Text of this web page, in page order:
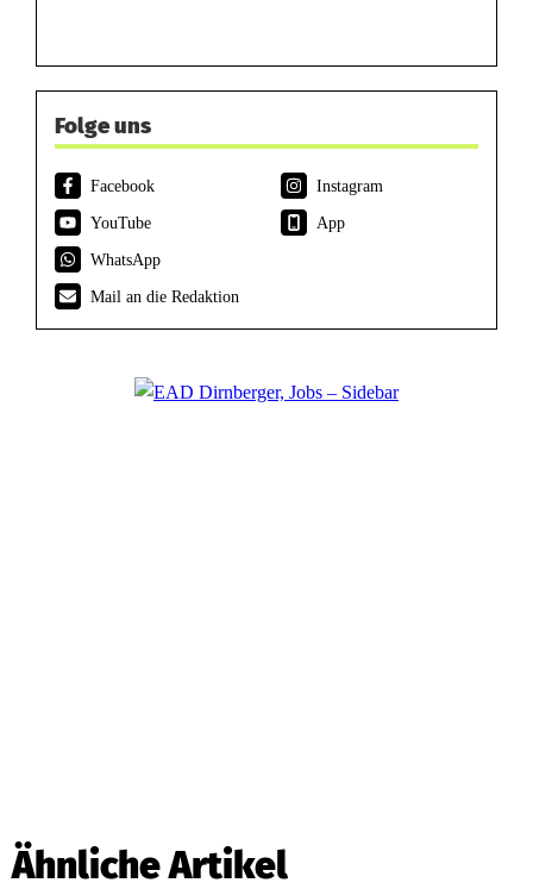
Folge uns
Facebook
Instagram
YouTube
App
WhatsApp
Mail an die Redaktion
Ähnliche Artikel